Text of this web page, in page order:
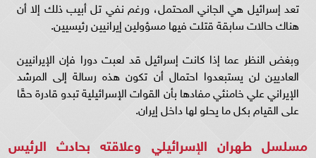
تعد إسرائيل هي الجاني المحتمل، ورغم نفي تل أبيب ذلك إلا أن
هناك حالات سابقة قتلت فيها مسؤولين إيرانيين رئيسيين.
وبغض النظر عما إذا كانت إسرائيل قد لعبت دورا فإن الإيرانيين
العاديين لن يستبعدوا احتمال أن تكون هذه رسالة إلى المرشد
الإيراني علي خامنئي مفادها بأن القوات الإسرائيلية تبدو قادرة حقًا
على القيام بكل ما يحلو لها داخل إيران.
مسلسل طهران الإسرائيلي وعلاقته بحادث الرئيس